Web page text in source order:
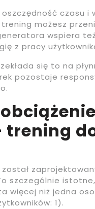
czasu
możesz
wspiera
z pracy
się to na
pozostaje
został
szczególnie
więcej niż jedna
1).